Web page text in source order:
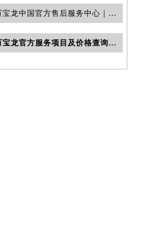
万宝龙中国官方售后服务中心｜完整网点地址与售后热线权威信息通知（2026年6月最新）
万宝龙官方服务项目及价格查询｜热线和详细维修地址权威信息通告（2026年7月最新）